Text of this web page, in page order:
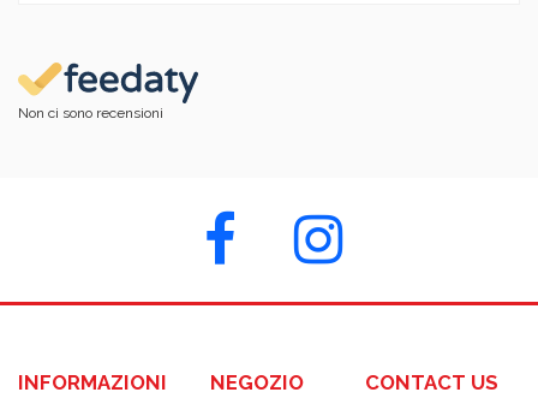
Non ci sono recensioni
INFORMAZIONI NEGOZIO CONTACT US